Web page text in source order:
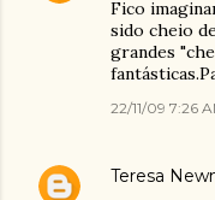
Fico
sido cheio
grandes
22/11/09 7:26
Teresa